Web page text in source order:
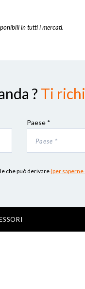
in tutti i mercati.
? Ti
Paese *
Paese *
che può derivare(per saperne